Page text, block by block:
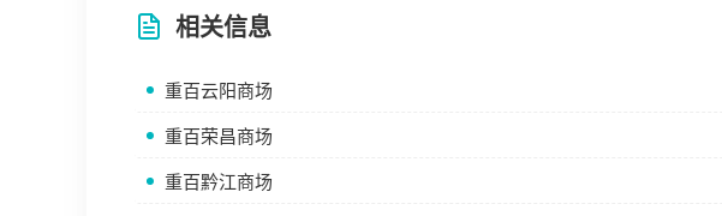
相关信息
重百云阳商场
重百荣昌商场
重百黔江商场